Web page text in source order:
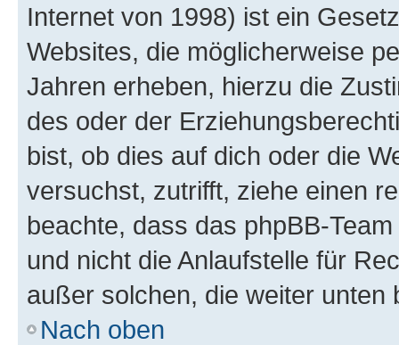
Internet von 1998) ist ein
Websites, die möglicherweise
Jahren erheben, hierzu die
des oder der
bist, ob dies auf dich oder die
versuchst, zutrifft, ziehe einen
beachte, dass das phpBB-
und nicht die Anlaufstelle für
außer solchen, die weiter unten
Nach oben